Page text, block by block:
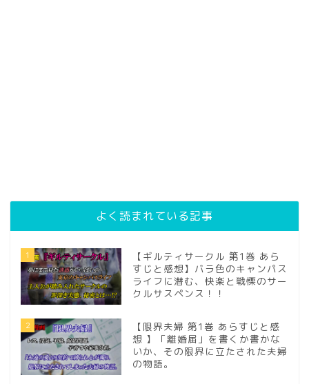
よく読まれている記事
1
【ギルティサークル 第1巻 あら
すじと感想】バラ色のキャンパス
ライフに潜む、快楽と戦慄のサー
クルサスペンス！！
2
【限界夫婦 第1巻 あらすじと感
想 】「離婚届」を書くか書かな
いか、その限界に立たされた夫婦
の物語。